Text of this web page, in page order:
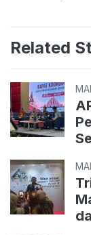
Related